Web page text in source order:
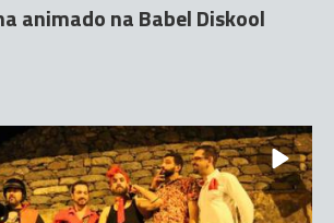
animado na Babel Diskool